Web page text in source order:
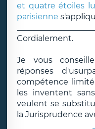
et quatre étoiles
parisienne
Cordialement.
Je vous
réponses
compétence
les inventent
veulent se
la Jurisprudence